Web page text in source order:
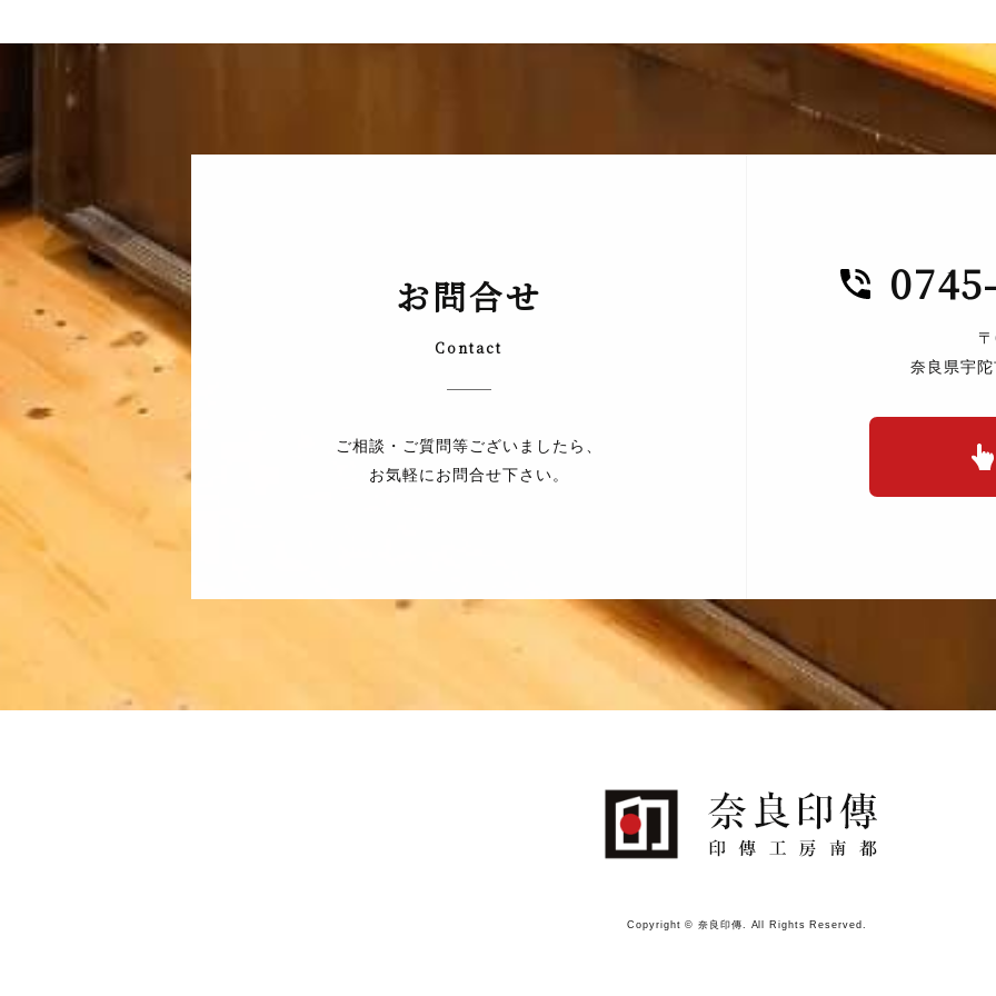
お問合せ
Contact
ご相談・ご質問等ございましたら、
お気軽にお問合せ下さい。
奈良県宇
Copyright © 奈良印傳. All Rights Reserved.